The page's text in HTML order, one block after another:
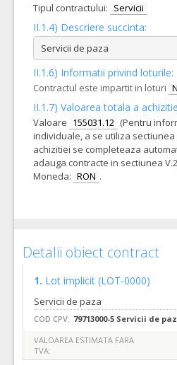
Tipul contractului: Servicii
II.1.4) Descriere succinta:
Servicii de paza
II.1.6) Informatii privind loturile:
Contractul este impartit in loturi
II.1.7) Valoarea totala a
Valoare 155031.12 (Pentru
individuale, a se utiliza
achizitiei se completeaza
adauga contracte in sectiunea
Moneda: RON .
Detalii obiect contract
1. Lot implicit (LOT-0000)
Servicii de paza
COD CPV: 79713000-5 Servicii de
VALOAREA ESTIMATA FARA
TVA: